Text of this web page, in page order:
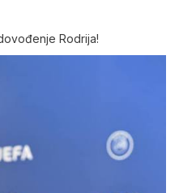
Rodrija!